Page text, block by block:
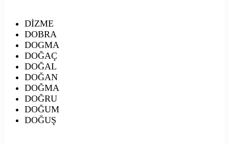
DİZME
DOBRA
DOGMA
DOĞAÇ
DOĞAL
DOĞAN
DOĞMA
DOĞRU
DOĞUM
DOĞUŞ